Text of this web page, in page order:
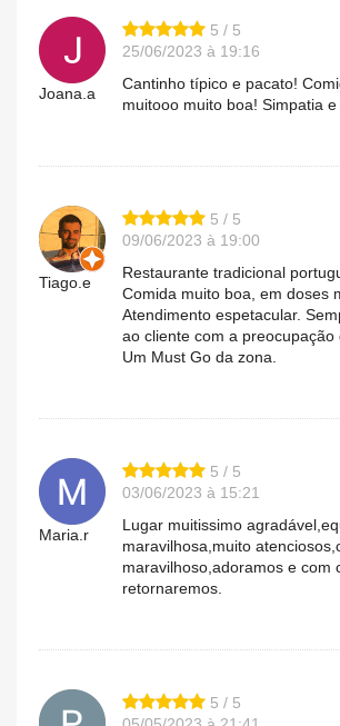
Joana.a
5 / 5
25/06/2023 à 19:16
Cantinho típico e pacato!
muitooo muito boa! Simpatia
Tiago.e
5 / 5
09/06/2023 à 19:00
Restaurante tradicional
Comida muito boa, em doses
Atendimento espetacular.
ao cliente com a preocupação
Um Must Go da zona.
Maria.r
5 / 5
03/06/2023 à 15:21
Lugar muitissimo
maravilhosa,muito
maravilhoso,adoramos e com
retornaremos.
5 / 5